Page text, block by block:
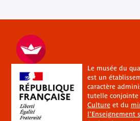
Le musée du
est un
caractère
tutelle conjointe
Cultureet du
l'Enseignement